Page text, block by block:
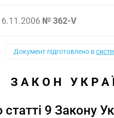
№ 362-V
Документ підготовлено в
З А К О Н   У К Р А
9 Закону